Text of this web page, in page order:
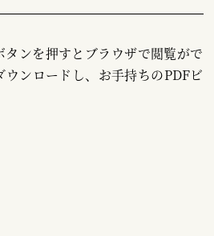
ンを押すとブラウザで閲覧がで
ンロードし、お手持ちのPDFビ